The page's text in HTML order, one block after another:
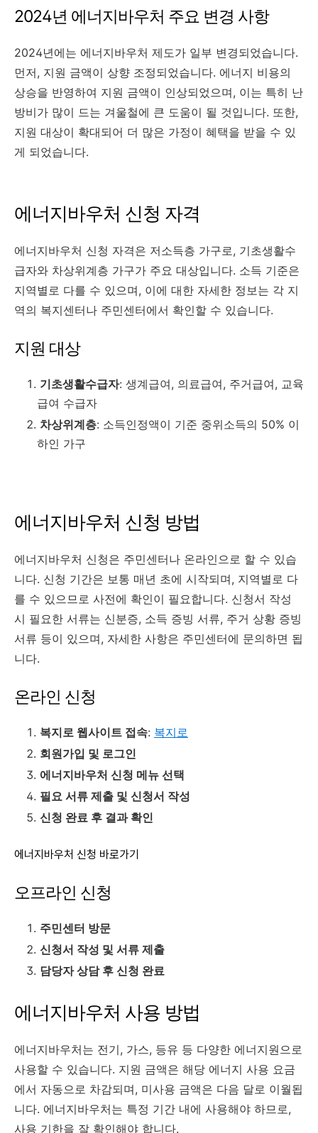
2024년 에너지바우처 주요 변경 사항
2024년에는 에너지바우처 제도가 일부 변경되었습니다.
먼저, 지원 금액이 상향 조정되었습니다. 에너지 비용의
상승을 반영하여 지원 금액이 인상되었으며, 이는 특히 난
방비가 많이 드는 겨울철에 큰 도움이 될 것입니다. 또한,
지원 대상이 확대되어 더 많은 가정이 혜택을 받을 수 있
게 되었습니다.
에너지바우처 신청 자격
에너지바우처 신청 자격은 저소득층 가구로, 기초생활수
급자와 차상위계층 가구가 주요 대상입니다. 소득 기준은
지역별로 다를 수 있으며, 이에 대한 자세한 정보는 각 지
역의 복지센터나 주민센터에서 확인할 수 있습니다.
지원 대상
기초생활수급자: 생계급여, 의료급여, 주거급여, 교육
급여 수급자
차상위계층: 소득인정액이 기준 중위소득의 50% 이
하인 가구
에너지바우처 신청 방법
에너지바우처 신청은 주민센터나 온라인으로 할 수 있습
니다. 신청 기간은 보통 매년 초에 시작되며, 지역별로 다
를 수 있으므로 사전에 확인이 필요합니다. 신청서 작성
시 필요한 서류는 신분증, 소득 증빙 서류, 주거 상황 증빙
서류 등이 있으며, 자세한 사항은 주민센터에 문의하면 됩
니다.
온라인 신청
복지로 웹사이트 접속: 복지로
회원가입 및 로그인
에너지바우처 신청 메뉴 선택
필요 서류 제출 및 신청서 작성
신청 완료 후 결과 확인
에너지바우처 신청 바로가기
오프라인 신청
주민센터 방문
신청서 작성 및 서류 제출
담당자 상담 후 신청 완료
에너지바우처 사용 방법
에너지바우처는 전기, 가스, 등유 등 다양한 에너지원으로
사용할 수 있습니다. 지원 금액은 해당 에너지 사용 요금
에서 자동으로 차감되며, 미사용 금액은 다음 달로 이월됩
니다. 에너지바우처는 특정 기간 내에 사용해야 하므로,
사용 기한을 잘 확인해야 합니다.